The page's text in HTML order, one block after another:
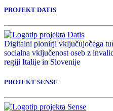
PROJEKT DATIS
Digitalni pionirji vključujočega
socialna vključenost oseb z
regiji Italije in Slovenije
PROJEKT SENSE